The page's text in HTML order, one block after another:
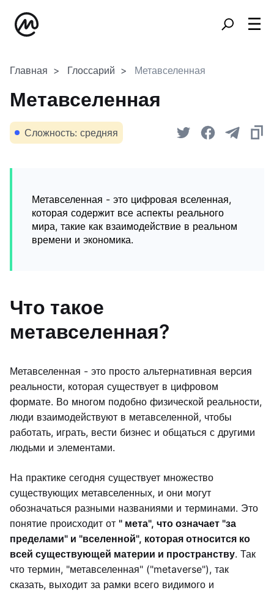
Главная Глоссарий Метавселенная
Метавселенная
Сложность: средняя
Метавселенная - это цифровая вселенная,
которая содержит все аспекты реального
мира, такие как взаимодействие в реальном
времени и экономика.
Что такое
метавселенная?
Метавселенная - это просто альтернативная версия
реальности, которая существует в цифровом
формате. Во многом подобно физической реальности,
люди взаимодействуют в метавселенной, чтобы
работать, играть, вести бизнес и общаться с другими
людьми и элементами.
На практике сегодня существует множество
существующих метавселенных, и они могут
обозначаться разными названиями и терминами. Это
понятие происходит от " мета", что означает "за
пределами" и "вселенной", которая относится ко
всей существующей материи и пространству. Так
что термин, "метавселенная" ("metaverse"), так
сказать, выходит за рамки всего видимого и